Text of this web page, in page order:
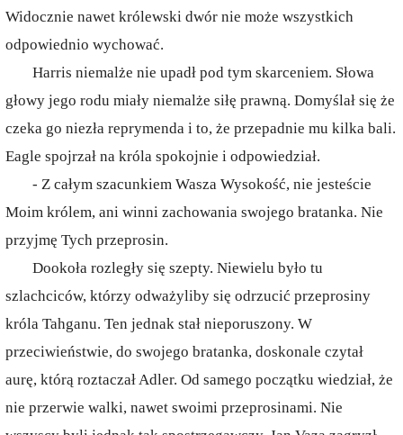
Widocznie nawet królewski dwór nie może wszystkich
odpowiednio wychować.
Harris niemalże nie upadł pod tym skarceniem. Słowa
głowy jego rodu miały niemalże siłę prawną. Domyślał się że
czeka go niezła reprymenda i to, że przepadnie mu kilka bali.
Eagle spojrzał na króla spokojnie i odpowiedział.
- Z całym szacunkiem Wasza Wysokość, nie jesteście
Moim królem, ani winni zachowania swojego bratanka. Nie
przyjmę Tych przeprosin.
Dookoła rozległy się szepty. Niewielu było tu
szlachciców, którzy odważyliby się odrzucić przeprosiny
króla Tahganu. Ten jednak stał nieporuszony. W
przeciwieństwie, do swojego bratanka, doskonale czytał
aurę, którą roztaczał Adler. Od samego początku wiedział, że
nie przerwie walki, nawet swoimi przeprosinami. Nie